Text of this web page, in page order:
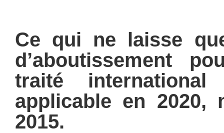
Ce qui ne laisse
d’aboutissement
traité
applicable en 2020,
2015.